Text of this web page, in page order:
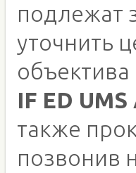
подлежат
уточнить
объектива
IF ED
также
позвонив